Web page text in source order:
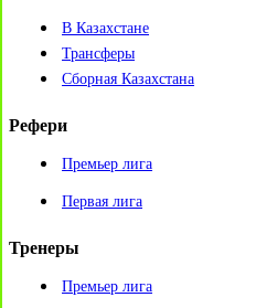
В Казахстане
Трансферы
Сборная Казахстана
Рефери
Премьер лига
Первая лига
Тренеры
Премьер лига